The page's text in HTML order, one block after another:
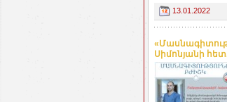
13.01.2022
Սիմոնյանի հետ.